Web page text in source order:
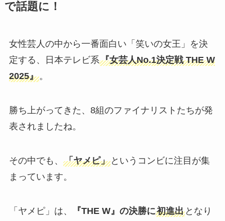
で話題に！
女性芸人の中から一番面白い「笑いの女王」を決
定する、日本テレビ系『女芸人No.1決定戦 THE W
2025』。
勝ち上がってきた、8組のファイナリストたちが発
表されましたね。
その中でも、 「ヤメピ」というコンビに注目が集
まっています。
「ヤメピ」は、 『THE W』の決勝に初進出となり